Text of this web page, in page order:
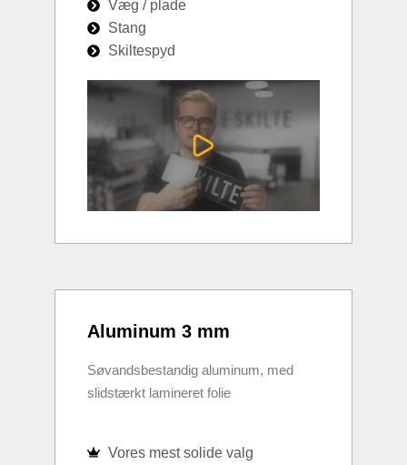
Væg / plade
Stang
Skiltespyd
Aluminum 3 mm
Søvandsbestandig aluminum, med
slidstærkt lamineret folie
Vores mest solide valg